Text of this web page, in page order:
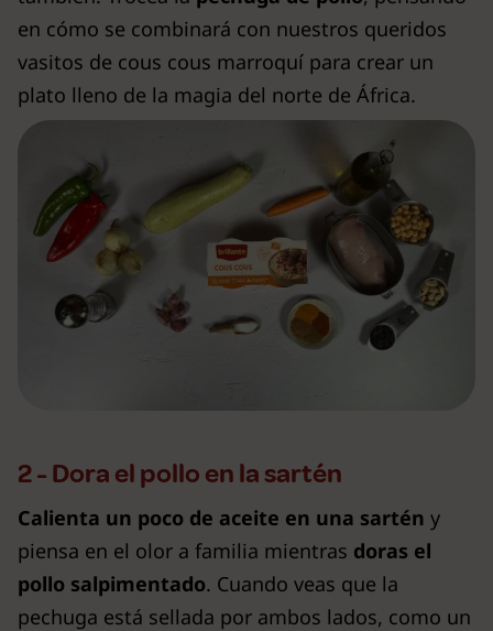
en cómo se combinará con nuestros queridos
vasitos de cous cous marroquí para crear un
plato lleno de la magia del norte de África.
2 - Dora el pollo en la sartén
Calienta un poco de aceite en una sartén y
piensa en el olor a familia mientras doras el
pollo salpimentado. Cuando veas que la
pechuga está sellada por ambos lados, como un